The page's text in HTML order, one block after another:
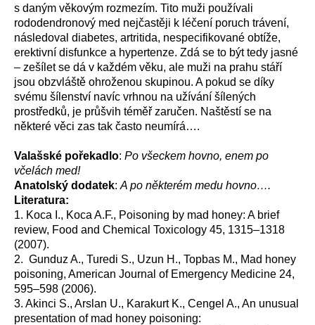
s daným věkovým rozmezím. Tito muži používali
rododendronový med nejčastěji k léčení poruch trávení,
následoval diabetes, artritida, nespecifikované obtíže,
erektivní disfunkce a hypertenze. Zdá se to být tedy jasné
– zešílet se dá v každém věku, ale muži na prahu stáří
jsou obzvláště ohroženou skupinou. A pokud se díky
svému šílenství navíc vrhnou na užívání šílených
prostředků, je průšvih téměř zaručen. Naštěstí se na
některé věci zas tak často neumírá….
Valašské pořekadlo: Po všeckem hovno, enem po
včelách med!
Anatolský dodatek: A po některém medu hovno….
Literatura:
1. Koca I., Koca A.F., Poisoning by mad honey: A brief
review, Food and Chemical Toxicology 45, 1315–1318
(2007).
2. Gunduz A., Turedi S., Uzun H., Topbas M., Mad honey
poisoning, American Journal of Emergency Medicine 24,
595–598 (2006).
3. Akinci S., Arslan U., Karakurt K., Cengel A., An unusual
presentation of mad honey poisoning: